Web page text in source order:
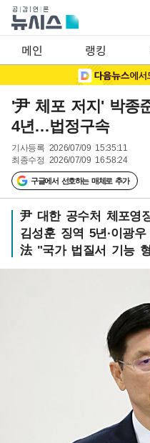
메인 랭킹
'尹 체포 저지' 박종
4년…법정구속
기사등록 2026/07/09 15:35:11
최종수정 2026/07/09 16:58:24
구글에서 선호하는 매체로 추가
尹 대한 공수처 체포영
김성훈 징역 5년·이광
法 "국가 법질서 기능